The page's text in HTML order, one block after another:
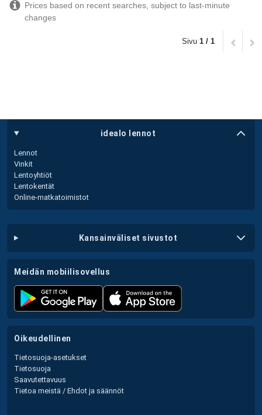
Prices based on recent searches, subject to last-minute
changes
Sivu 1 / 1
idealo lennot
Lennot
Vinkit
Lentoyhtiöt
Lentokentät
Online-matkatoimistot
kansainväliset sivustot
meidän mobiilisovellus
oikeudellinen
Tietosuoja-asetukset
Tietosuoja
Saavutettavuus
Tietoa meistä / Ehdot ja säännöt